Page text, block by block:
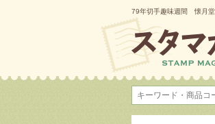
79年切手趣味週間 懐月堂